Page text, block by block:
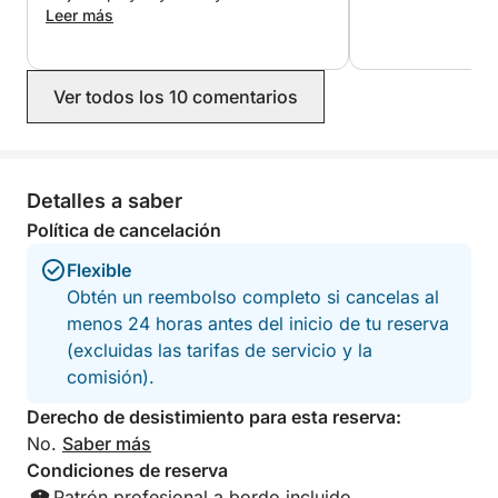
Excluido:
- Patrón (opcional, 150 €/viaje)
muy atento y agradable con nosotros.
Leer más
Ver todos los 10 comentarios
Detalles a saber
Política de cancelación
Flexible
Obtén un reembolso completo si cancelas al
menos 24 horas antes del inicio de tu reserva
(excluidas las tarifas de servicio y la
comisión).
Derecho de desistimiento para esta reserva:
No. Saber más
Condiciones de reserva